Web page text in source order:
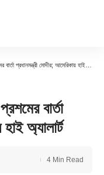
প্রধানমন্ত্রী মোদীর; আমেরিকায় হাই অ্যালার্ট
বার্তা
অ্যালার্ট
4 Min Read